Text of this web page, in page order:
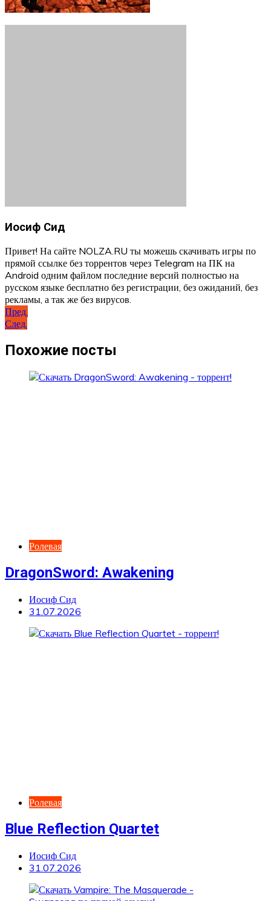
Иосиф Сид
Привет! На сайте NOLZA.RU ты можешь скачивать игры по
прямой ссылке без торрентов через Telegram на ПК на
Android одним файлом последние версий полностью на
русском языке бесплатно без регистрации, без ожиданий, без
рекламы, а так же без вирусов.
Навигация
по
записям
Пред.
След.
Похожие посты
Ролевая
DragonSword: Awakening
Иосиф Сид
31.07.2026
Ролевая
Blue Reflection Quartet
Иосиф Сид
31.07.2026